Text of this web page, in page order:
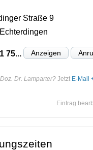
Straße 9
75... Anzeigen
Dr. Lamparter? Jetzt E-Mail
Eintrag